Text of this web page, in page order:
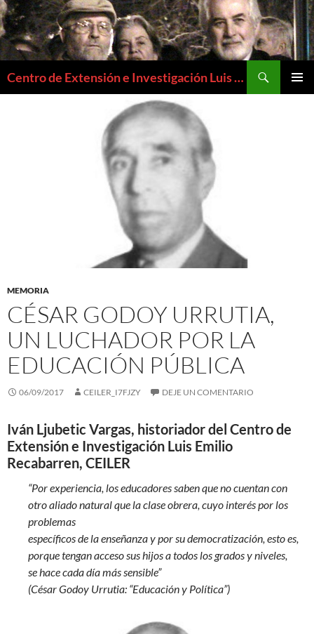
Centro de Extensión e Investigación Luis Emilio Recabarren
MEMORIA
CÉSAR GODOY URRUTIA,
UN LUCHADOR POR LA
EDUCACIÓN PÚBLICA
06/09/2017 CEILER_I7FJZY DEJE UN COMENTARIO
Iván Ljubetic Vargas, historiador del Centro de
Extensión e Investigación Luis Emilio
Recabarren, CEILER
“Por experiencia, los educadores saben que no cuentan con
otro aliado natural que la clase obrera, cuyo interés por los
problemas
específicos de la enseñanza y por su democratización, esto es,
porque tengan acceso sus hijos a todos los grados y niveles,
se hace cada día más sensible”
(César Godoy Urrutia: “Educación y Política”)